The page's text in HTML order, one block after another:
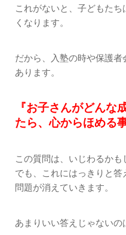
これがないと、子どもた
くなります。
だから、入塾の時や保護
あります。
『お子さんがどんな
たら、心からほめる
この質問は、いじわるかも
でも、これにはっきりと
問題が消えていきます。
あまりいい答えじゃないの